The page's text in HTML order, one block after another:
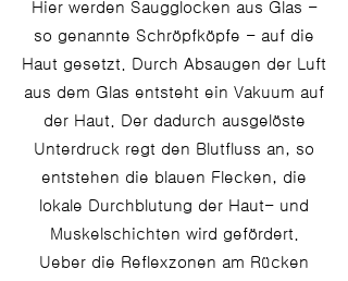
Hier werden Saugglocken aus Glas -
so genannte Schröpfköpfe - auf die
Haut gesetzt. Durch Absaugen der Luft
aus dem Glas entsteht ein Vakuum auf
der Haut. Der dadurch ausgelöste
Unterdruck regt den Blutfluss an, so
entstehen die blauen Flecken, die
lokale Durchblutung der Haut- und
Muskelschichten wird gefördert.
Ueber die Reflexzonen am Rücken